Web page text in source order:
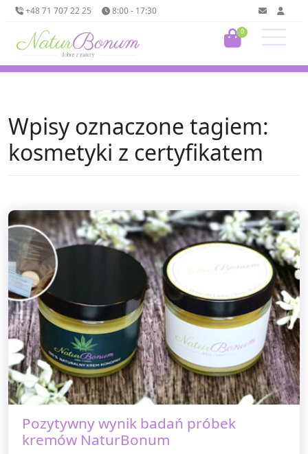
+48 71 707 22 25 8:00 - 17:30
0
Wpisy oznaczone tagiem:
kosmetyki z certyfikatem
Pozytywny wynik badań próbek
kremów NaturBonum